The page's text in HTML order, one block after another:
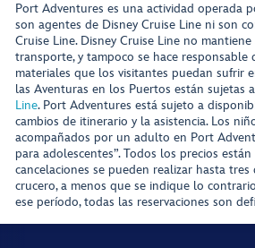
Port Adventures es una actividad operada
son agentes de Disney Cruise Line ni son
Cruise Line. Disney Cruise Line no
transporte, y tampoco se hace
materiales que los visitantes puedan sufrir
las Aventuras en los Puertos están sujetas
Line. Port Adventures está sujeto a
cambios de itinerario y la asistencia. Los
acompañados por un adulto en Port
para adolescentes”. Todos los precios
cancelaciones se pueden realizar hasta
crucero, a menos que se indique lo
ese período, todas las reservaciones son